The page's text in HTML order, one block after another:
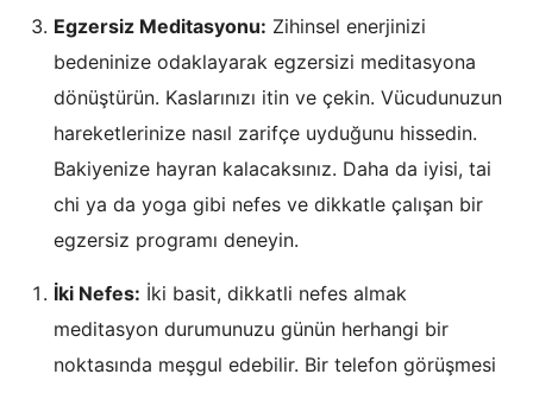
Egzersiz Meditasyonu: Zihinsel enerjinizi
bedeninize odaklayarak egzersizi meditasyona
dönüştürün. Kaslarınızı itin ve çekin. Vücudunuzun
hareketlerinize nasıl zarifçe uyduğunu hissedin.
Bakiyenize hayran kalacaksınız. Daha da iyisi, tai
chi ya da yoga gibi nefes ve dikkatle çalışan bir
egzersiz programı deneyin.
İki Nefes: İki basit, dikkatli nefes almak
meditasyon durumunuzu günün herhangi bir
noktasında meşgul edebilir. Bir telefon görüşmesi